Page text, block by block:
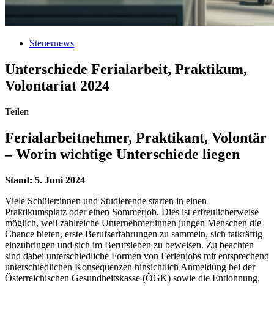
Steuernews
Unterschiede Ferialarbeit, Praktikum,
Volontariat 2024
Teilen
Ferialarbeitnehmer, Praktikant, Volontär
– Worin wichtige Unterschiede liegen
Stand: 5. Juni 2024
Viele Schüler:innen und Studierende starten in einen
Praktikumsplatz oder einen Sommerjob. Dies ist erfreulicherweise
möglich, weil zahlreiche Unternehmer:innen jungen Menschen die
Chance bieten, erste Berufserfahrungen zu sammeln, sich tatkräftig
einzubringen und sich im Berufsleben zu beweisen. Zu beachten
sind dabei unterschiedliche Formen von Ferienjobs mit entsprechend
unterschiedlichen Konsequenzen hinsichtlich Anmeldung bei der
Österreichischen Gesundheitskasse (ÖGK) sowie die Entlohnung.